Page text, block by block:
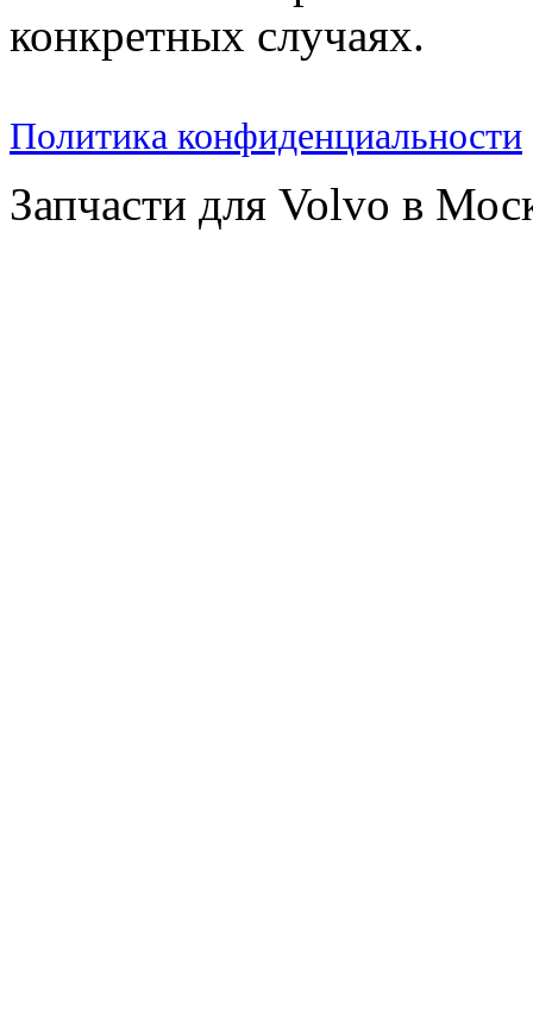
конкретных случаях.
Политика конфиденциальности
Запчасти для Volvo в